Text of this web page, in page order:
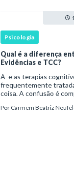
Psicologia
Qual é a diferença
Evidências e TCC?
A e as terapias
frequentemente
coisa. A confusão é
histórica próxima com
Por Carmem Beatriz